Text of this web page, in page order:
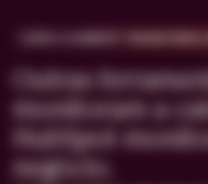
Outras
monitoram a
HubSpot
negócio.